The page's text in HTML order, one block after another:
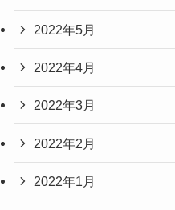
2022年5月
2022年4月
2022年3月
2022年2月
2022年1月